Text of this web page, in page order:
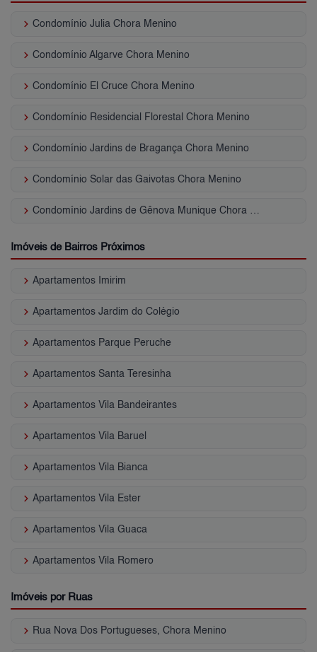
keyboard_arrow_right Condomínio Julia Chora Menino
keyboard_arrow_right Condomínio Algarve Chora Menino
keyboard_arrow_right Condomínio El Cruce Chora Menino
keyboard_arrow_right Condomínio Residencial Florestal Chora Menino
keyboard_arrow_right Condomínio Jardins de Bragança Chora Menino
keyboard_arrow_right Condomínio Solar das Gaivotas Chora Menino
keyboard_arrow_right Condomínio Jardins de Gênova Munique Chora Menino
Imóveis de Bairros Próximos
keyboard_arrow_right Apartamentos Imirim
keyboard_arrow_right Apartamentos Jardim do Colégio
keyboard_arrow_right Apartamentos Parque Peruche
keyboard_arrow_right Apartamentos Santa Teresinha
keyboard_arrow_right Apartamentos Vila Bandeirantes
keyboard_arrow_right Apartamentos Vila Baruel
keyboard_arrow_right Apartamentos Vila Bianca
keyboard_arrow_right Apartamentos Vila Ester
keyboard_arrow_right Apartamentos Vila Guaca
keyboard_arrow_right Apartamentos Vila Romero
Imóveis por Ruas
keyboard_arrow_right Rua Nova Dos Portugueses, Chora Menino